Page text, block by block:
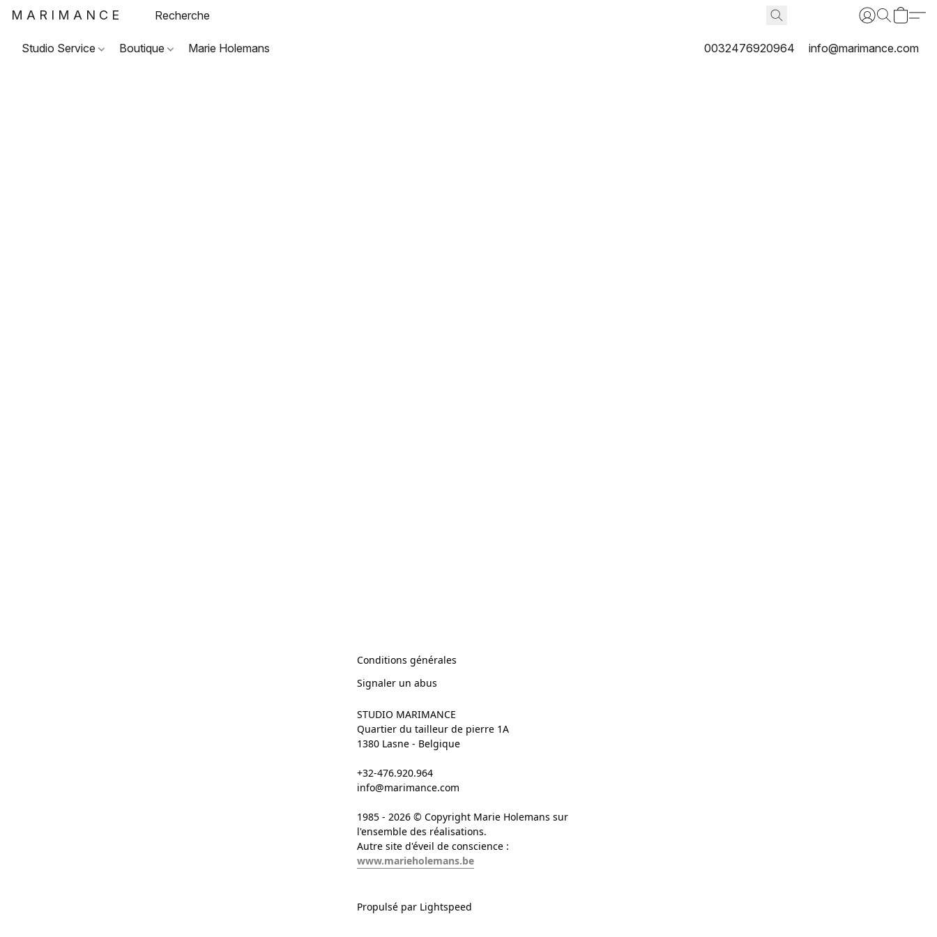
MARIMANCE
Studio Service Boutique Marie Holemans 0032476920964 info@marimance.com
Conditions générales
Signaler un abus
STUDIO MARIMANCE
Quartier du tailleur de pierre 1A
1380 Lasne - Belgique
+32-476.920.964
info@marimance.com
1985 - 2026 © Copyright Marie Holemans sur
l'ensemble des réalisations.
Autre site d'éveil de conscience :
www.marieholemans.be
Propulsé par Lightspeed